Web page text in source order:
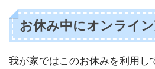
お休み中にオンライ
我が家ではこのお休みを利用し